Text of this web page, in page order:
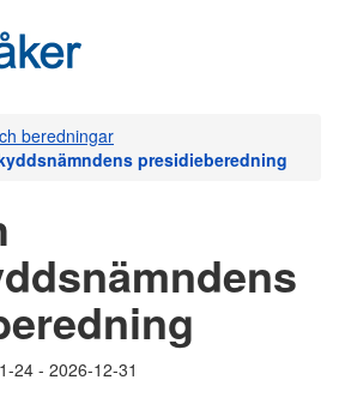
beredningar
presidieberedning
24 - 2026-12-31